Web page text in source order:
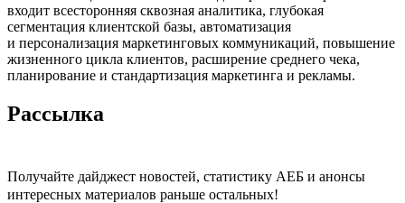
входит всесторонняя сквозная аналитика, глубокая
сегментация клиентской базы, автоматизация
и персонализация маркетинговых коммуникаций, повышение
жизненного цикла клиентов, расширение среднего чека,
планирование и стандартизация маркетинга и рекламы.
Рассылка
Получайте дайджест новостей, статистику АЕБ и анонсы
интересных материалов раньше остальных!